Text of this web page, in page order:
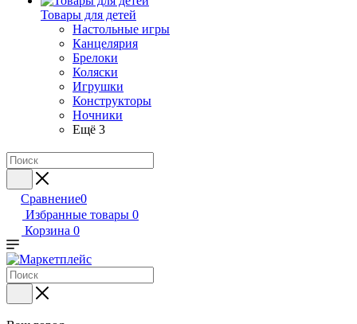
Товары для детей
Настольные игры
Канцелярия
Брелоки
Коляски
Игрушки
Конструкторы
Ночники
Ещё 3
Сравнение0
Избранные товары 0
Корзина 0